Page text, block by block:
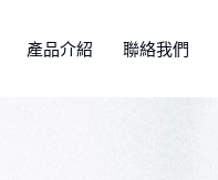
產品介紹 聯絡我們